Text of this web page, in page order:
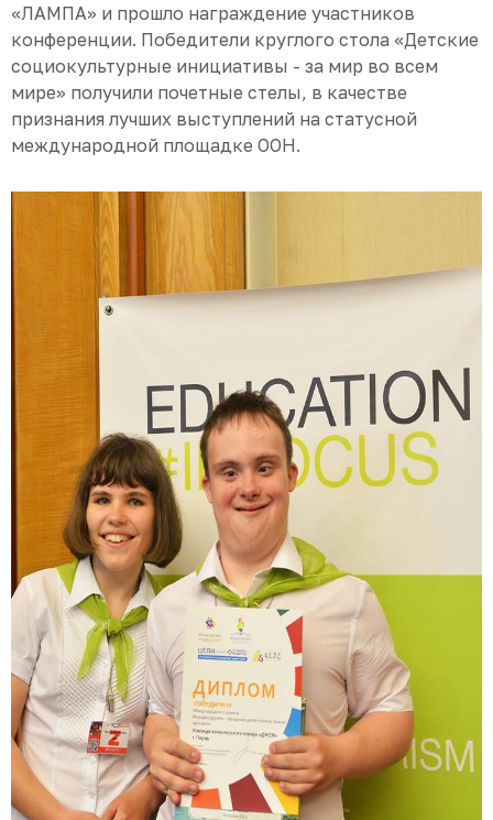
«ЛАМПА» и прошло награждение участников
конференции. Победители круглого стола «Детские
социокультурные инициативы - за мир во всем
мире» получили почетные стелы, в качестве
признания лучших выступлений на статусной
международной площадке ООН.